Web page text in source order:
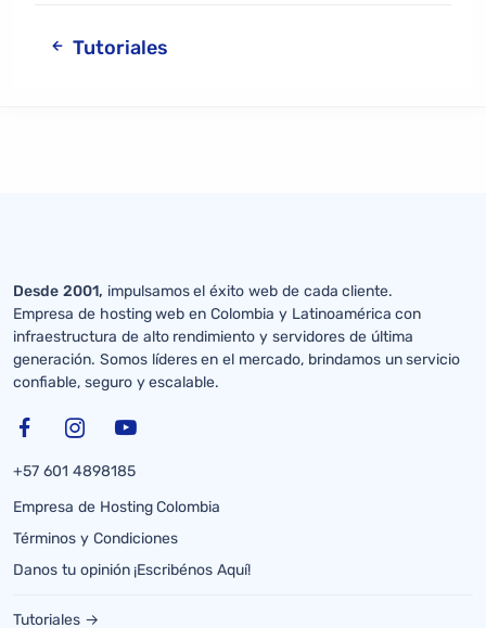
Tutoriales
Desde 2001, impulsamos el éxito web de cada cliente.
Empresa de hosting web en Colombia y Latinoamérica con
infraestructura de alto rendimiento y servidores de última
generación. Somos líderes en el mercado, brindamos un servicio
confiable, seguro y escalable.
+57 601 4898185
Empresa de Hosting Colombia
Términos y Condiciones
Danos tu opinión ¡Escribénos Aquí!
Tutoriales →